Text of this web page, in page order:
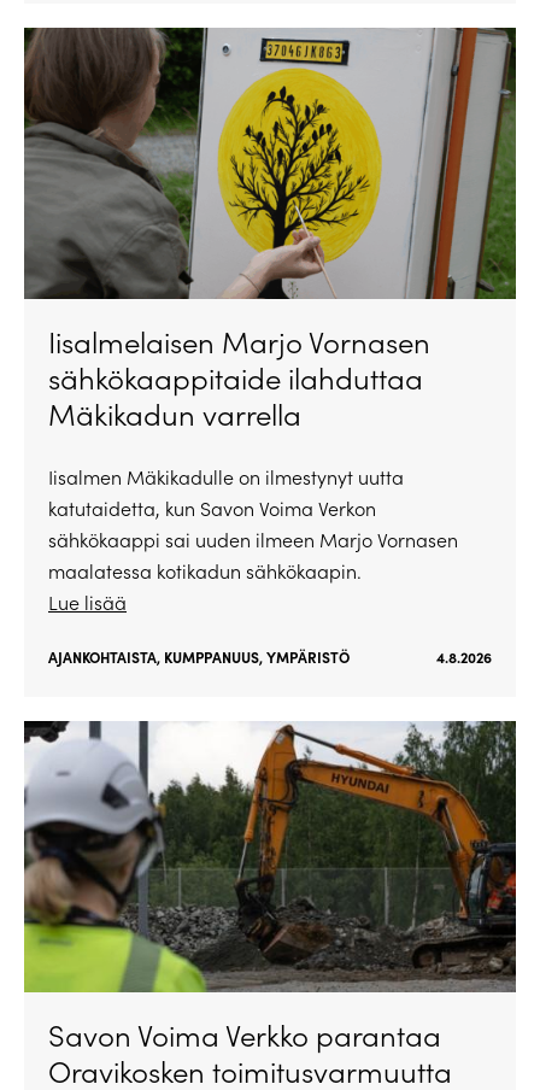
Iisalmelaisen Marjo Vornasen
sähkökaappitaide ilahduttaa
Mäkikadun varrella
Iisalmen Mäkikadulle on ilmestynyt uutta
katutaidetta, kun Savon Voima Verkon
sähkökaappi sai uuden ilmeen Marjo Vornasen
maalatessa kotikadun sähkökaapin.
Lue lisää
AJANKOHTAISTA, KUMPPANUUS,YMPÄRISTÖ 4.8.2026
Savon Voima Verkko parantaa
Oravikosken toimitusvarmuutta